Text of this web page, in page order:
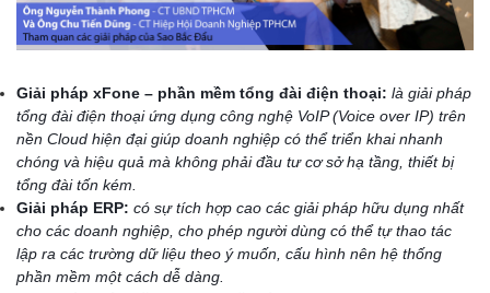
Giải pháp xFone – phần mềm tổng đài điện thoại: là giải pháp
tổng đài điện thoại ứng dụng công nghệ VoIP (Voice over IP) trên
nền Cloud hiện đại giúp doanh nghiệp có thể triển khai nhanh
chóng và hiệu quả mà không phải đầu tư cơ sở hạ tầng, thiết bị
tổng đài tốn kém.
Giải pháp ERP: có sự tích hợp cao các giải pháp hữu dụng nhất
cho các doanh nghiệp, cho phép người dùng có thể tự thao tác
lập ra các trường dữ liệu theo ý muốn, cấu hình nên hệ thống
phần mềm một cách dễ dàng.